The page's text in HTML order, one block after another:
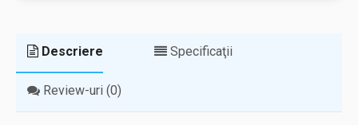
Descriere Specificaţii
Review-uri (0)